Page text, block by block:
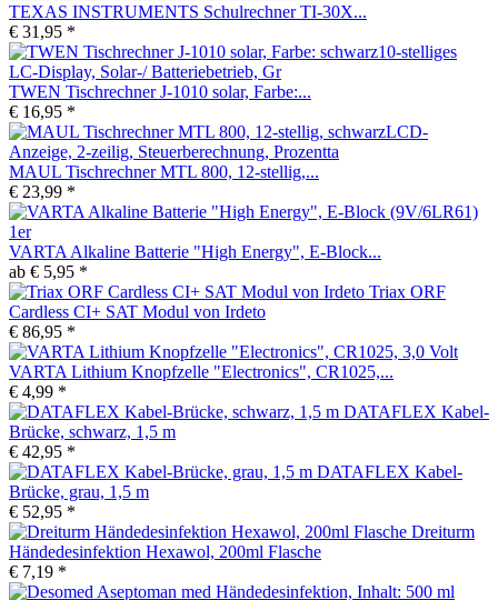
TEXAS INSTRUMENTS Schulrechner TI-30X...
€ 31,95 *
TWEN Tischrechner J-1010 solar, Farbe:...
€ 16,95 *
MAUL Tischrechner MTL 800, 12-stellig,...
€ 23,99 *
VARTA Alkaline Batterie "High Energy", E-Block...
ab € 5,95 *
Triax ORF
Cardless CI+ SAT Modul von Irdeto
€ 86,95 *
VARTA Lithium Knopfzelle "Electronics", CR1025,...
€ 4,99 *
DATAFLEX Kabel-
Brücke, schwarz, 1,5 m
€ 42,95 *
DATAFLEX Kabel-
Brücke, grau, 1,5 m
€ 52,95 *
Dreiturm
Händedesinfektion Hexawol, 200ml Flasche
€ 7,19 *